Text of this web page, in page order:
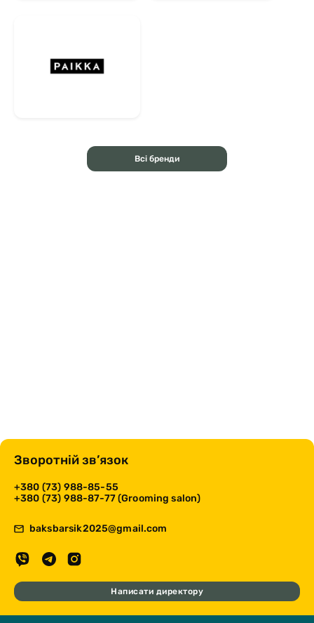
Всі бренди
Зворотній зв’язок
+380 (73) 988-85-55
+380 (73) 988-87-77 (Grooming salon)
baksbarsik2025@gmail.com
Написати директору